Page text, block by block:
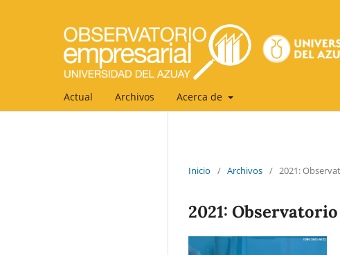
Actual Archivos Acerca de
Inicio / Archivos / 2021:
2021: